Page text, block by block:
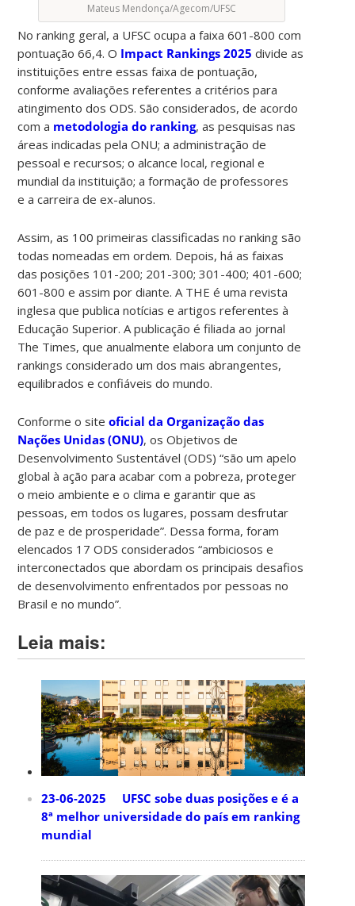
Mateus Mendonça/Agecom/UFSC
No ranking geral, a UFSC ocupa a faixa 601-800 com
pontuação 66,4. O Impact Rankings 2025 divide as
instituições entre essas faixa de pontuação,
conforme avaliações referentes a critérios para
atingimento dos ODS. São considerados, de acordo
com a metodologia do ranking, as pesquisas nas
áreas indicadas pela ONU; a administração de
pessoal e recursos; o alcance local, regional e
mundial da instituição; a formação de professores
e a carreira de ex-alunos.
Assim, as 100 primeiras classificadas no ranking são
todas nomeadas em ordem. Depois, há as faixas
das posições 101-200; 201-300; 301-400; 401-600;
601-800 e assim por diante. A THE é uma revista
inglesa que publica notícias e artigos referentes à
Educação Superior. A publicação é filiada ao jornal
The Times, que anualmente elabora um conjunto de
rankings considerado um dos mais abrangentes,
equilibrados e confiáveis do mundo.
Conforme o siteoficial da Organização das
Nações Unidas (ONU), os Objetivos de
Desenvolvimento Sustentável (ODS) “são um apelo
global à ação para acabar com a pobreza, proteger
o meio ambiente e o clima e garantir que as
pessoas, em todos os lugares, possam desfrutar
de paz e de prosperidade”. Dessa forma, foram
elencados 17 ODS considerados “ambiciosos e
interconectados que abordam os principais desafios
de desenvolvimento enfrentados por pessoas no
Brasil e no mundo”.
Leia mais:
23-06-2025 UFSC sobe duas posições e é a
8ª melhor universidade do país em ranking
mundial